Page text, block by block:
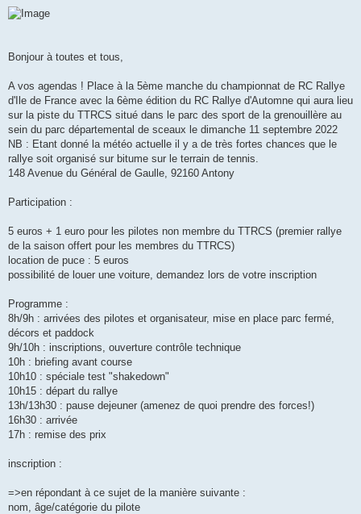
s
s
Bonjour à toutes et tous,
A vos agendas ! Place à la 5ème manche du championnat de RC Rallye
d'Ile de France avec la 6ème édition du RC Rallye d'Automne qui aura lieu
sur la piste du TTRCS situé dans le parc des sport de la grenouillère au
sein du parc départemental de sceaux le dimanche 11 septembre 2022
NB : Etant donné la météo actuelle il y a de très fortes chances que le
rallye soit organisé sur bitume sur le terrain de tennis.
148 Avenue du Général de Gaulle, 92160 Antony
Participation :
5 euros + 1 euro pour les pilotes non membre du TTRCS (premier rallye
de la saison offert pour les membres du TTRCS)
location de puce : 5 euros
possibilité de louer une voiture, demandez lors de votre inscription
Programme :
8h/9h : arrivées des pilotes et organisateur, mise en place parc fermé,
décors et paddock
9h/10h : inscriptions, ouverture contrôle technique
10h : briefing avant course
10h10 : spéciale test "shakedown"
10h15 : départ du rallye
13h/13h30 : pause dejeuner (amenez de quoi prendre des forces!)
16h30 : arrivée
17h : remise des prix
inscription :
=>en répondant à ce sujet de la manière suivante :
nom, âge/catégorie du pilote